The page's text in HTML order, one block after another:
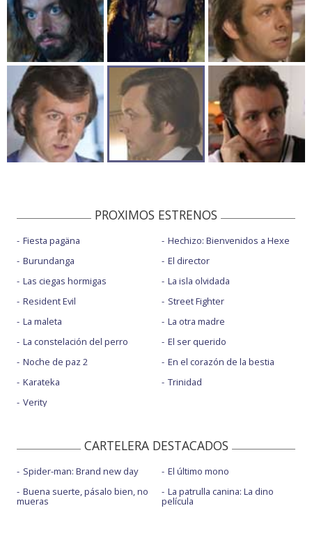
PROXIMOS ESTRENOS
Fiesta pagäna
Burundanga
Las ciegas hormigas
Resident Evil
La maleta
La constelación del perro
Noche de paz 2
Karateka
Verity
Hechizo: Bienvenidos a Hexe
El director
La isla olvidada
Street Fighter
La otra madre
El ser querido
En el corazón de la bestia
Trinidad
CARTELERA DESTACADOS
Spider-man: Brand new day
Buena suerte, pásalo bien, no
mueras
El último mono
La patrulla canina: La dino
película